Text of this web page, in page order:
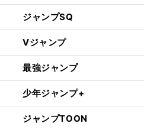
ジャンプSQ
Vジャンプ
最強ジャンプ
少年ジャンプ+
ジャンプTOON